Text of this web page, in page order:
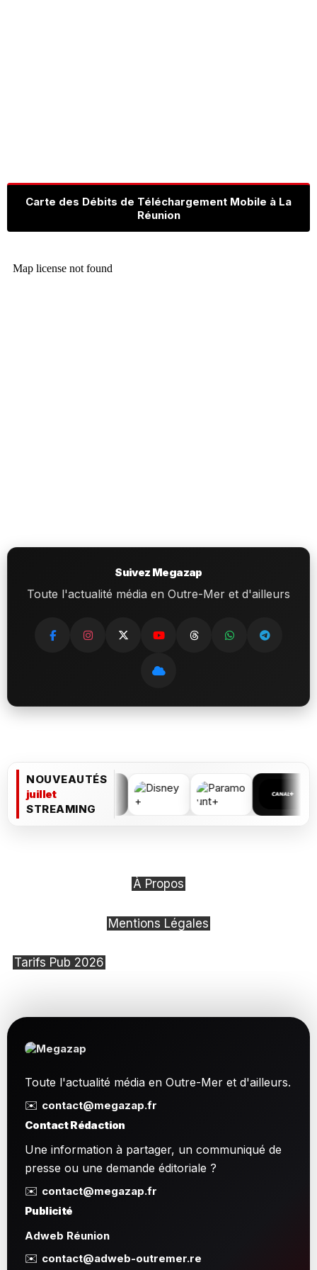
Carte des Débits de Téléchargement Mobile à La
Réunion
Suivez Megazap
Toute l'actualité média en Outre-Mer et d'ailleurs
NOUVEAUTÉS
juillet
STREAMING
À Propos
Mentions Légales
Tarifs Pub 2026
Toute l'actualité média en Outre-Mer et d'ailleurs.
✉️ contact@megazap.fr
Contact Rédaction
Une information à partager, un communiqué de
presse ou une demande éditoriale ?
✉️ contact@megazap.fr
Publicité
Adweb Réunion
✉️ contact@adweb-outremer.re